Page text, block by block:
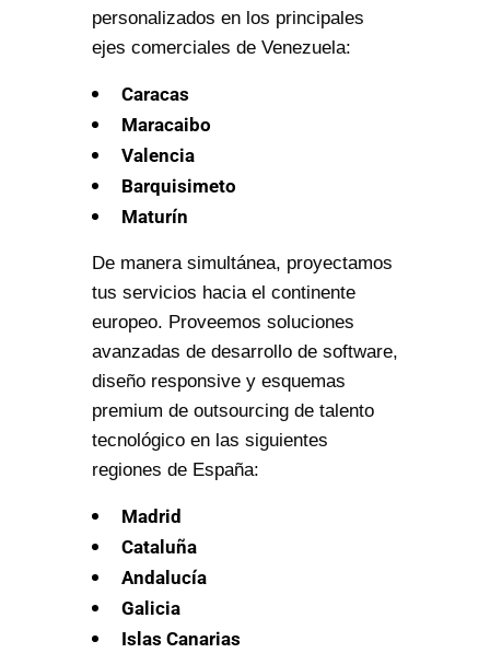
personalizados en los principales
ejes comerciales de Venezuela:
Caracas
Maracaibo
Valencia
Barquisimeto
Maturín
De manera simultánea, proyectamos
tus servicios hacia el continente
europeo. Proveemos soluciones
avanzadas de desarrollo de software,
diseño responsive y esquemas
premium de outsourcing de talento
tecnológico en las siguientes
regiones de España:
Madrid
Cataluña
Andalucía
Galicia
Islas Canarias